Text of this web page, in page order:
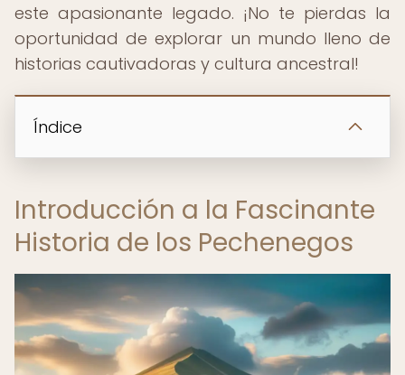
este apasionante legado. ¡No te pierdas la
oportunidad de explorar un mundo lleno de
historias cautivadoras y cultura ancestral!
Índice
Introducción a la Fascinante
Historia de los Pechenegos